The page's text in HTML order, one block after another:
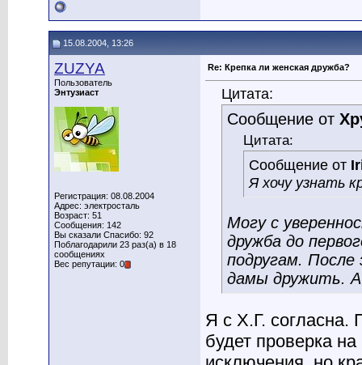
15.08.2004, 13:26
ZUZYA
Пользователь
Энтузиаст
Регистрация: 08.08.2004
Адрес: электросталь
Возраст: 51
Сообщения: 142
Вы сказали Спасибо: 92
Поблагодарили 23 раз(а) в 18
сообщениях
Вес репутации: 0
Re: Крепка ли женская дружба?
Цитата:
Сообщение от
Цитата:
Сообщение от
Я хочу узнать
Могу с
дружба до
подругам.
дамы дружить. А
Я с Х.Г. согласна.
будет проверка